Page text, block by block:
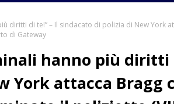
diritti di te!” – Il sindacato di polizia di New York
di Gateway
hanno più diritti
York attacca Bragg